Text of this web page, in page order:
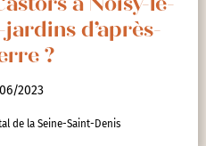
à Noisy-le-
jardins d’après-
?
2023
de la Seine-Saint-Denis